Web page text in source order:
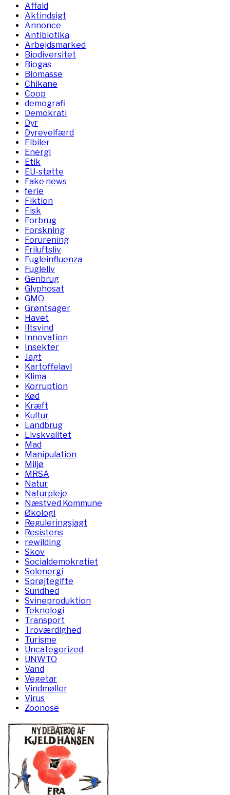
Affald
Aktindsigt
Annonce
Antibiotika
Arbejdsmarked
Biodiversitet
Biogas
Biomasse
Chikane
Coop
demografi
Demokrati
Dyr
Dyrevelfærd
Elbiler
Energi
Etik
EU-støtte
Fake news
ferie
Fiktion
Fisk
Forbrug
Forskning
Forurening
Friluftsliv
Fugleinfluenza
Fugleliv
Genbrug
Glyphosat
GMO
Grøntsager
Havet
Iltsvind
Innovation
Insekter
Jagt
Kartoffelavl
Klima
Korruption
Kød
Kræft
Kultur
Landbrug
Livskvalitet
Mad
Manipulation
Miljø
MRSA
Natur
Naturpleje
Næstved Kommune
Økologi
Reguleringsjagt
Resistens
rewilding
Skov
Socialdemokratiet
Solenergi
Sprøjtegifte
Sundhed
Svineproduktion
Teknologi
Transport
Troværdighed
Turisme
Uncategorized
UNWTO
Vand
Vegetar
Vindmøller
Virus
Zoonose